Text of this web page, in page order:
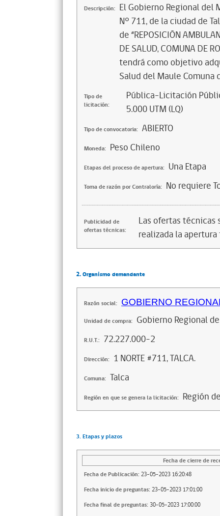
Descripción: El Gobierno Regional del
N° 711, de la ciudad de
de “REPOSICIÓN
DE SALUD, COMUNA DE
tendrá como objetivo
Salud del Maule Comuna
Tipo de
licitación:
Pública-Licitación
5.000 UTM (LQ)
Tipo de convocatoria: ABIERTO
Moneda: Peso Chileno
Etapas del proceso de apertura: Una Etapa
Toma de razón por Contraloría: No requiere
Publicidad de
ofertas técnicas:
Las ofertas
realizada la
2. Organismo demandante
Razón social: GOBIERNO
Unidad de compra: Gobierno Regional
R.U.T.: 72.227.000-2
Dirección: 1 NORTE #711, TALCA.
Comuna: Talca
Región en que se genera la licitación: Región
3. Etapas y plazos
Fecha de cierre de
Fecha de Publicación: 23-05-2023 16:20:48
Fecha inicio de preguntas: 23-05-2023 17:01:00
Fecha final de preguntas: 30-05-2023 17:00:00